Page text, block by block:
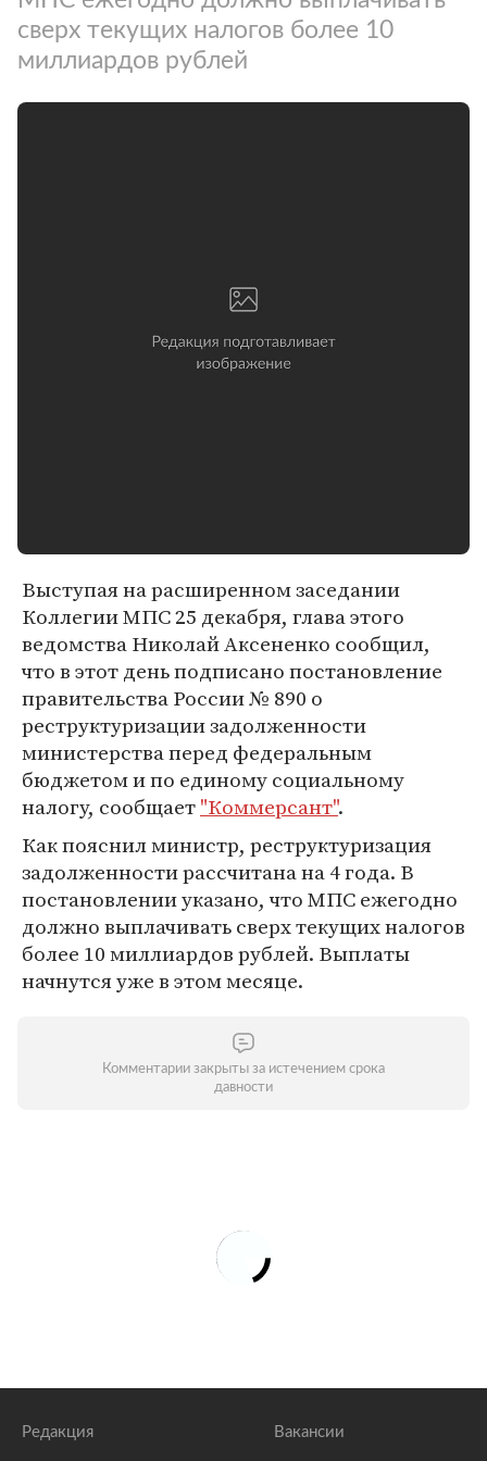
сверх текущих налогов более 10
миллиардов рублей
Выступая на расширенном заседании
Коллегии МПС 25 декабря, глава этого
ведомства Николай Аксененко сообщил,
что в этот день подписано постановление
правительства России № 890 о
реструктуризации задолженности
министерства перед федеральным
бюджетом и по единому социальному
налогу, сообщает"Коммерсант".
Как пояснил министр, реструктуризация
задолженности рассчитана на 4 года. В
постановлении указано, что МПС ежегодно
должно выплачивать сверх текущих налогов
более 10 миллиардов рублей. Выплаты
начнутся уже в этом месяце.
Комментарии закрыты за истечением срока
давности
Редакция Вакансии